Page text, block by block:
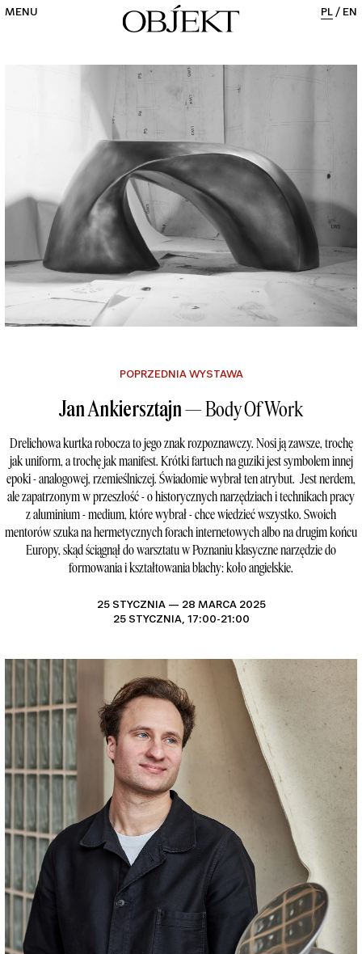
MENU
PL / EN
POPRZEDNIA WYSTAWA
Jan Ankiersztajn —Body Of Work
Drelichowa kurtka robocza to jego znak rozpoznawczy. Nosi ją zawsze, trochę
jak uniform, a trochę jak manifest. Krótki fartuch na guziki jest symbolem innej
epoki - analogowej, rzemieślniczej. Świadomie wybrał ten atrybut. Jest nerdem,
ale zapatrzonym w przeszłość - o historycznych narzędziach i technikach pracy
z aluminium - medium, które wybrał - chce wiedzieć wszystko. Swoich
mentorów szuka na hermetycznych forach internetowych albo na drugim końcu
Europy, skąd ściągnął do warsztatu w Poznaniu klasyczne narzędzie do
formowania i kształtowania blachy: koło angielskie.
25 STYCZNIA — 28 MARCA 2025
25 STYCZNIA, 17:00-21:00